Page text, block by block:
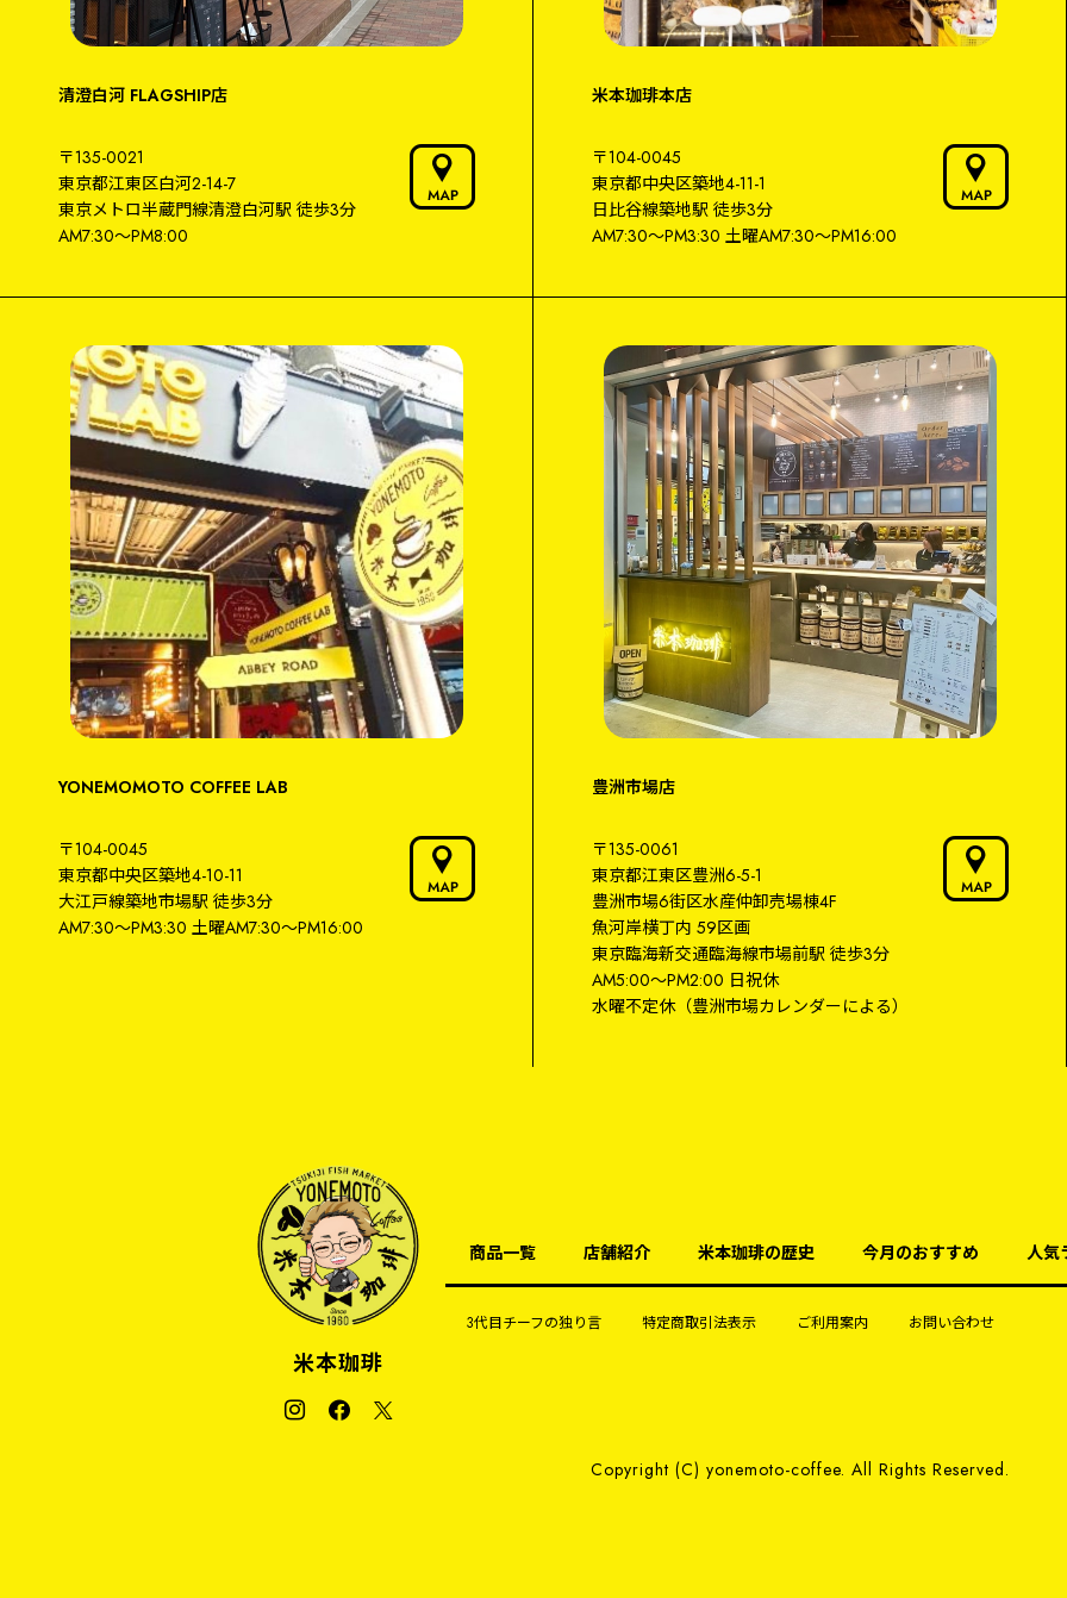
清澄白河 FLAGSHIP店
〒135-0021
東京都江東区白河2-14-7
東京メトロ半蔵門線清澄白河駅 徒歩3分
AM7:30～PM8:00
米本珈琲本店
〒104-0045
東京都中央区築地4-11-1
日比谷線築地駅 徒歩3分
AM7:30～PM3:30 土曜AM7:30〜PM16:00
YONEMOMOTO COFFEE LAB
〒104-0045
東京都中央区築地4-10-11
大江戸線築地市場駅 徒歩3分
AM7:30～PM3:30 土曜AM7:30〜PM16:00
豊洲市場店
〒135-0061
東京都江東区豊洲6-5-1
豊洲市場6街区水産仲卸売場棟4F
魚河岸横丁内 59区画
東京臨海新交通臨海線市場前駅 徒歩3分
AM5:00～PM2:00 日祝休
水曜不定休（豊洲市場カレンダーによる）
米本珈琲
商品一覧 店舗紹介 米本珈琲の歴史 今月のおすすめ 人気
3代目チーフの独り言 特定商取引法表示 ご利用案内 お問い合わせ
Copyright (C) yonemoto-coffee. All Rights Reserved.